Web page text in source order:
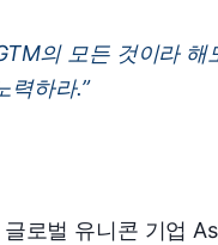
의 모든 것이라 해
력하라.”
로벌 유니콘 기업